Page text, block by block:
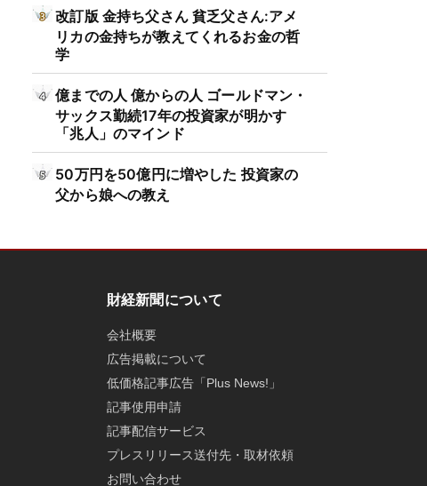
改訂版 金持ち父さん 貧乏父さん:アメ
リカの金持ちが教えてくれるお金の哲
学
億までの人 億からの人 ゴールドマン・
サックス勤続17年の投資家が明かす
「兆人」のマインド
50万円を50億円に増やした 投資家の
父から娘への教え
財経新聞について
会社概要
広告掲載について
低価格記事広告「Plus News!」
記事使用申請
記事配信サービス
プレスリリース送付先・取材依頼
お問い合わせ